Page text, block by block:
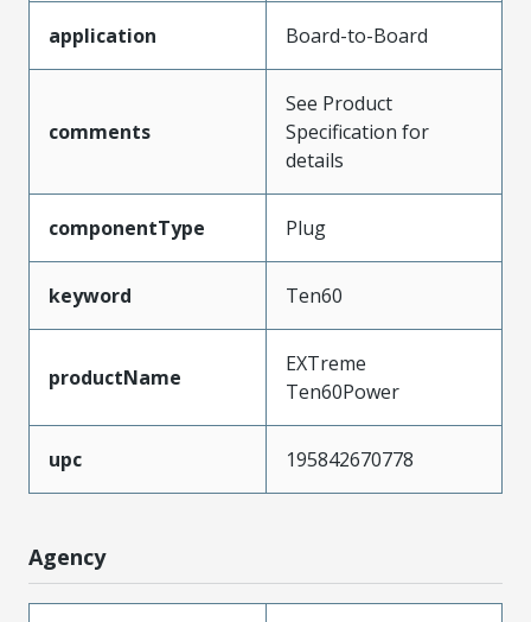
application Board-to-Board
comments
See Product
Specification for
details
componentType Plug
keyword Ten60
productName
EXTreme
Ten60Power
upc 195842670778
Agency